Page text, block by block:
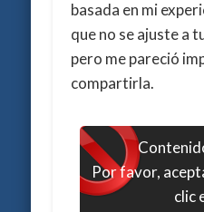
basada en mi
que no se ajuste a
pero me pareció
compartirla.
Por favor,
clic